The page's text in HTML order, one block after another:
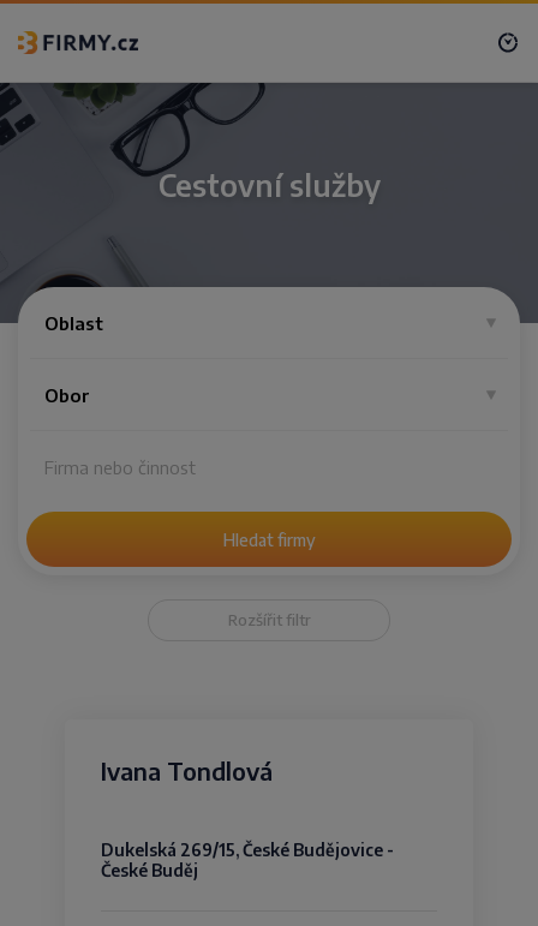
Cestovní služby
Oblast
Obor
Hledat firmy
Rozšířit filtr
Ivana Tondlová
Dukelská 269/15, České Budějovice -
České Buděj